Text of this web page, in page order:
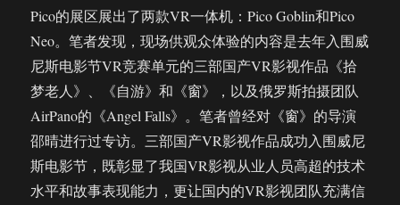
Pico的展区展出了两款VR一体机：Pico Goblin和Pico
Neo。笔者发现，现场供观众体验的内容是去年入围威
尼斯电影节VR竞赛单元的三部国产VR影视作品《拾
梦老人》、《自游》和《窗》，以及俄罗斯拍摄团队
AirPano的《Angel Falls》。笔者曾经对《窗》的导演
邵晴进行过专访。三部国产VR影视作品成功入围威尼
斯电影节，既彰显了我国VR影视从业人员高超的技术
水平和故事表现能力，更让国内的VR影视团队充满信